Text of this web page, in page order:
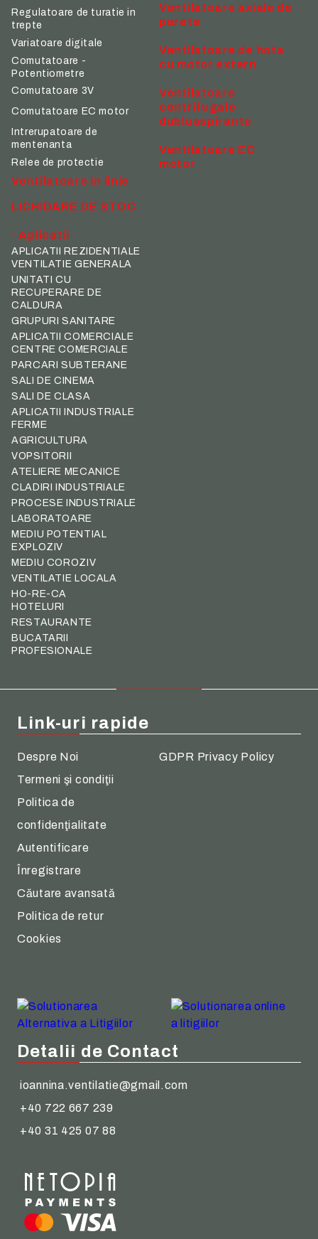
Regulatoare de turatie in
trepte
Variatoare digitale
Comutatoare -
Potentiometre
Comutatoare 3V
Comutatoare EC motor
Intrerupatoare de
mentenanta
Relee de protectie
Ventilatoare axiale de
perete
Ventilatoare de hota
cu motor extern
Ventilatoare
centrifugale
dubluaspirante
Ventilatoare EC
motor
Ventilatoare in linie
LICHIDARE DE STOC
- Aplicatii
APLICATII REZIDENTIALE
VENTILATIE GENERALA
UNITATI CU
RECUPERARE DE
CALDURA
GRUPURI SANITARE
APLICATII COMERCIALE
CENTRE COMERCIALE
PARCARI SUBTERANE
SALI DE CINEMA
SALI DE CLASA
APLICATII INDUSTRIALE
FERME
AGRICULTURA
VOPSITORII
ATELIERE MECANICE
CLADIRI INDUSTRIALE
PROCESE INDUSTRIALE
LABORATOARE
MEDIU POTENTIAL
EXPLOZIV
MEDIU COROZIV
VENTILATIE LOCALA
HO-RE-CA
HOTELURI
RESTAURANTE
BUCATARII
PROFESIONALE
Link-uri rapide
Despre Noi
Termeni şi condiţii
Politica de
confidenţialitate
Autentificare
Înregistrare
Căutare avansată
Politica de retur
Cookies
GDPR Privacy Policy
Detalii de Contact
ioannina.ventilatie@gmail.com
+40 722 667 239
+40 31 425 07 88